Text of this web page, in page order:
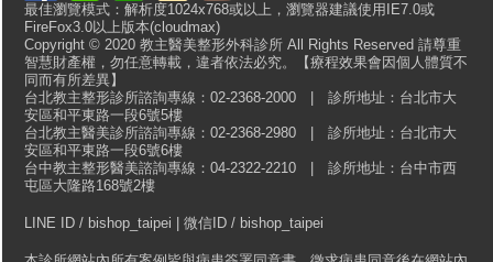
最佳瀏覽模式：解析度1024x768或以上，瀏覽器建議使用IE7.0或
FireFox3.0以上版本(cloudmax)
Copyright © 2020 教主醫美整形外科診所 All Rights Reserved 請尊重
智慧財產權，勿任意轉載，違者依法必究。【療程效果會因個人體質不
同而有所差異】
台北教主整形診所諮詢專線：02-2368-2000 | 診所地址：台北市大
安區和平東路一段6號5樓
台北教主醫美診所諮詢專線：02-2368-2980 | 診所地址：台北市大
安區和平東路一段6號6樓
台中教主整形醫美諮詢專線：04-2322-2210 | 診所地址：台中市西
屯區大隆路168號2樓
LINE ID / bishop_taipei | 微信ID / bishop_taipei